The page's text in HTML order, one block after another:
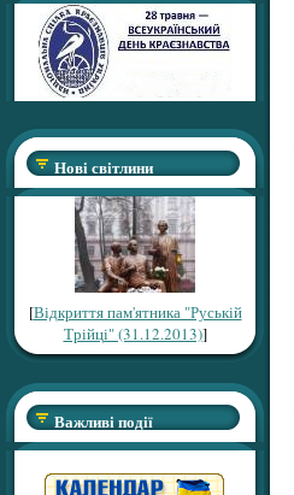
Нові світлини
[Відкриття пам'ятника "Руській
Трійці" (31.12.2013)]
Важливі події